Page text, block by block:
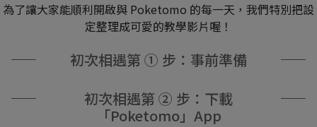
為了讓大家能順利開啟與 Poketomo 的每一天，我們特別把設
定整理成可愛的教學影片喔！
初次相遇第 ① 步：事前準備
初次相遇第 ② 步：下載
「Poketomo」App